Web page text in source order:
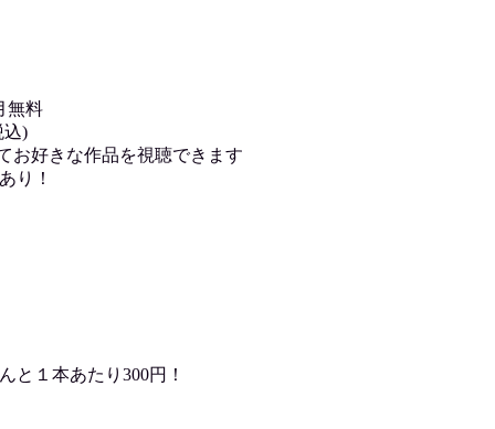
無料
込)
お好きな作品を視聴できます
り！
と１本あたり300円！